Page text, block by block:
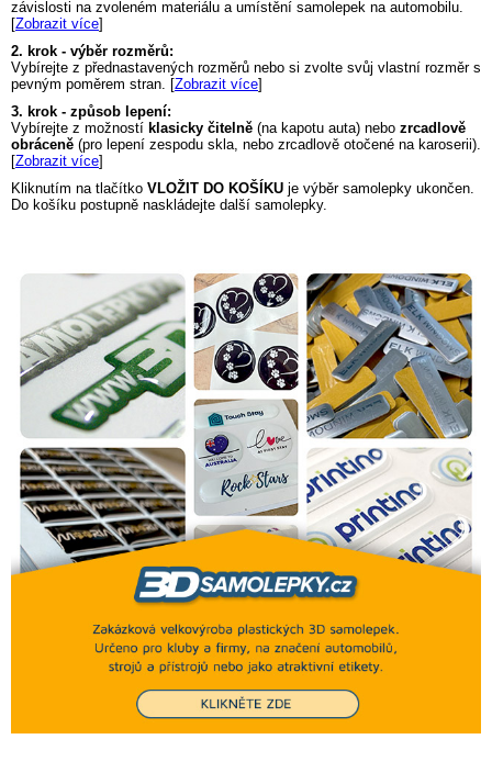
závislosti na zvoleném materiálu a umístění samolepek na automobilu.
[Zobrazit více]
2. krok - výběr rozměrů:
Vybírejte z přednastavených rozměrů nebo si zvolte svůj vlastní rozměr s
pevným poměrem stran. [Zobrazit více]
3. krok - způsob lepení:
Vybírejte z možností klasicky čitelně (na kapotu auta) nebo zrcadlově
obráceně (pro lepení zespodu skla, nebo zrcadlově otočené na karoserii).
[Zobrazit více]
Kliknutím na tlačítko VLOŽIT DO KOŠÍKU je výběr samolepky ukončen.
Do košíku postupně naskládejte další samolepky.